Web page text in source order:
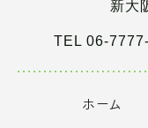
新大
TEL 06-
ホーム